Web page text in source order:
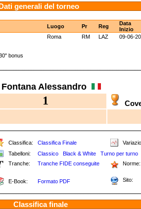
generali del torneo
Luogo Pr Reg
Data
Inizio
Roma RM LAZ 09-06-
bonus
Fontana Alessandro
1
Classifica: Classifica Finale
Tabelloni: Classico Black & White Turno per turno
Tranche: Tranche FIDE conseguite Norme:
E-Book: Formato PDF Sito:
Classifica finale